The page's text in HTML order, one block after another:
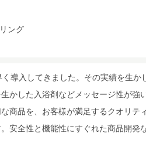
ング
導入してきました。その実績を生か
かした入浴剤などメッセージ性が強
商品を、お客様が満足するクオリテ
安全性と機能性にすぐれた商品開発